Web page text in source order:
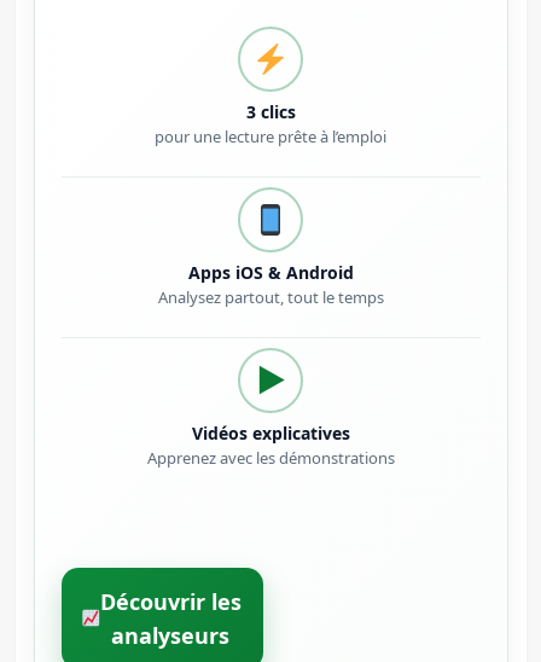
3 clics
pour une lecture prête à l’emploi
Apps iOS & Android
Analysez partout, tout le temps
▶
Vidéos explicatives
Apprenez avec les démonstrations
Découvrir les
analyseurs